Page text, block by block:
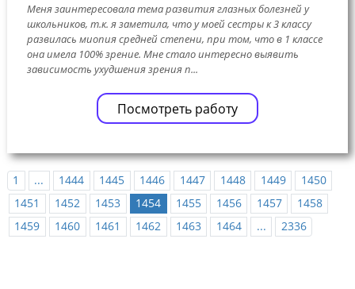
Меня заинтересовала тема развития глазных болезней у
школьников, т.к. я заметила, что у моей сестры к 3 классу
развилась миопия средней степени, при том, что в 1 классе
она имела 100% зрение. Мне стало интересно выявить
зависимость ухудшения зрения п...
Посмотреть работу
1 ... 1444 1445 1446 1447 1448 1449
1450
1451
1452 1453 1454 1455 1456 1457
1458
1459
1460 1461 1462 1463 1464 ... 2336